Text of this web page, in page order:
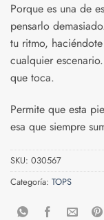
Porque es una de
pensarlo
tu ritmo,
cualquier
que toca.
Permite que esta
esa que siempre
SKU: 030567
Categoría: TOPS